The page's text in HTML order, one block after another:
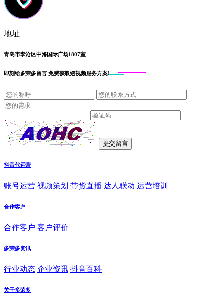
地址
青岛市李沧区中海国际广场1807室
即刻给多荣多留言 免费获取短视频服务方案!
抖音代运营
账号运营 视频策划 带货直播 达人联动 运营培训
合作客户
合作客户 客户评价
多荣多资讯
行业动态 企业资讯 抖音百科
关于多荣多